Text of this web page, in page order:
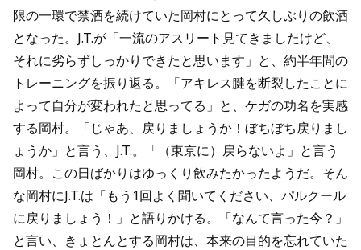
限の一環で禁酒を続けていた岡村にとって久しぶりの飲酒
となった。J.T.が「一流のアスリート見てきましたけど、
それに劣らずしっかりできたと思います」と、約半年間の
トレーニングを振り返る。「アキレス腱を断裂したことに
よって自分が変われたと思ってる」と、ケガの功名を実感
する岡村。「じゃあ、戻りましょうか！ぼちぼち戻りまし
ょうか」と言う、J.T.。「（東京に）戻らないよ」と言う
岡村。この日ばかりはゆっくり飲みたかったようだ。そん
な岡村にJ.T.は「もう1回よく聞いてください、パルクール
に戻りましょう！」と語りかける。「なんて言った今？」
と言い、きょとんとする岡村は、本来の目的を忘れていた